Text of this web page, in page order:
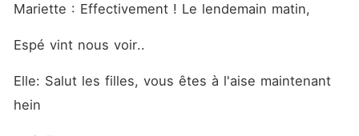
Mariette : Effectivement ! Le lendemain matin,
Espé vint nous voir..
Elle: Salut les filles, vous êtes à l'aise maintenant
hein